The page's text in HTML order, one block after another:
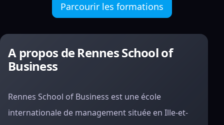
Parcourir les formations
A propos de Rennes School of
Business
Rennes School of Business est une école
internationale de management située en Ille-et-